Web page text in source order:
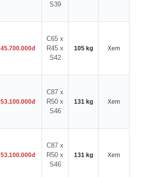
S39
45.700.000đ
C65 x
R45 x
S42
105 kg Xem
53.100.000đ
C87 x
R50 x
S46
131 kg Xem
53.100.000đ
C87 x
R50 x
S46
131 kg Xem